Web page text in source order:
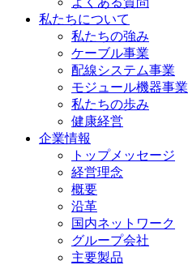
私たちについて
私たちの強み
ケーブル事業
配線システム事業
モジュール機器事業
私たちの歩み
健康経営
企業情報
トップメッセージ
経営理念
概要
沿革
国内ネットワーク
グループ会社
主要製品